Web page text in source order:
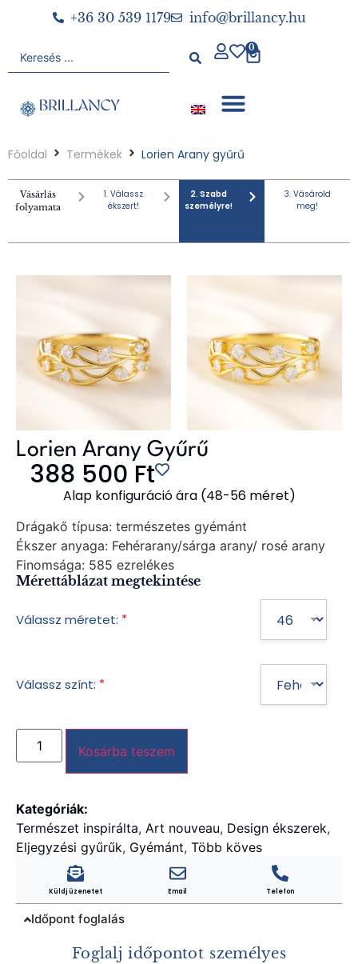
+36 30 539 1179 info@brillancy.hu
0
Főoldal Termékek Lorien Arany gyűrű
Vásárlás
folyamata
1. Válassz
ékszert!
2. Szabd
személyre!
3. Vásárold
meg!
Lorien Arany Gyűrű
388 500 Ft
Alap konfiguráció ára (48-56 méret)
Drágakő típusa: természetes gyémánt
Ékszer anyaga: Fehérarany/sárga arany/ rosé arany
Finomsága: 585 ezrelékes
Mérettáblázat megtekintése
Válassz méretet: *
Válassz színt: *
Kosárba teszem
Kategóriák:
Természet inspirálta, Art nouveau, Design ékszerek,
Eljegyzési gyűrűk, Gyémánt, Több köves
Küldj üzenetet Email Telefon
Időpont foglalás
Foglalj időpontot személyes